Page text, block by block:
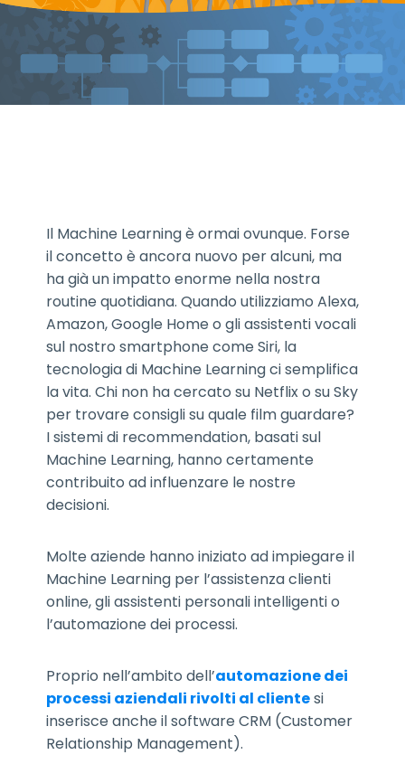
Il Machine Learningè ormai ovunque. Forse
il concetto è ancora nuovo per alcuni, ma
ha già un impatto enorme nella nostra
routine quotidiana. Quando utilizziamo Alexa,
Amazon, Google Home o gli assistenti vocali
sul nostro smartphone come Siri, la
tecnologia di Machine Learning ci semplifica
la vita. Chi non ha cercato su Netflix o su Sky
per trovare consigli su quale film guardare?
I sistemi di recommendation, basati sul
Machine Learning, hanno certamente
contribuito ad influenzare le nostre
decisioni.
Molte aziende hanno iniziato ad impiegare il
Machine Learning per l’assistenza clienti
online, gli assistenti personali intelligenti o
l’automazione dei processi.
Proprio nell’ambito dell’automazione dei
processi aziendali rivolti al clientesi
inserisce anche il software CRM (Customer
Relationship Management).